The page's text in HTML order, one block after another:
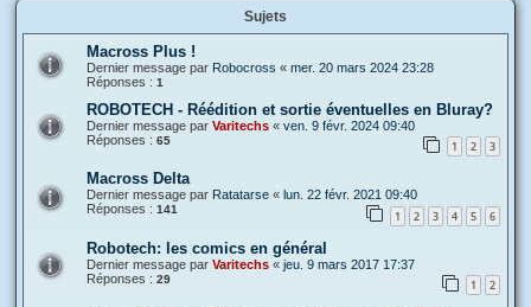
Sujets
Macross Plus !
Dernier message par Robocross « mer. 20 mars 2024 23:28
Réponses : 1
ROBOTECH - Réédition et sortie éventuelles en Bluray?
Dernier message par Varitechs « ven. 9 févr. 2024 09:40
Réponses : 65 1 2 3
Macross Delta
Dernier message par Ratatarse « lun. 22 févr. 2021 09:40
Réponses : 141 1 2 3 4 5 6
Robotech: les comics en général
Dernier message par Varitechs « jeu. 9 mars 2017 17:37
Réponses : 29 1 2